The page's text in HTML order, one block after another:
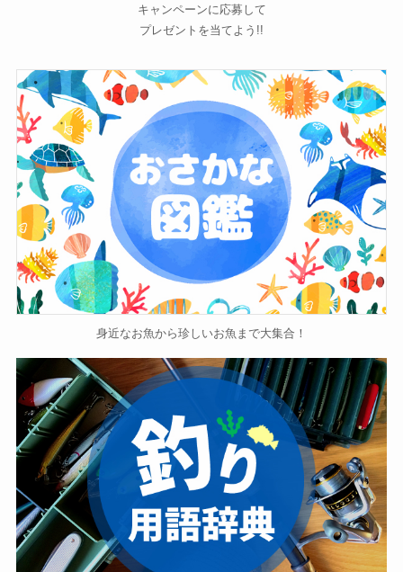
キャンペーンに応募して
プレゼントを当てよう!!
身近なお魚から珍しいお魚まで大集合！